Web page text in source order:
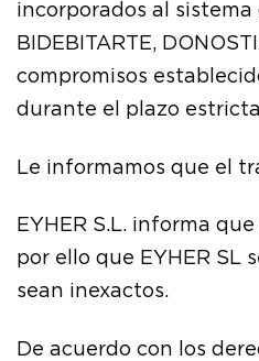
incorporados al
BIDEBITARTE,
compromisos
durante el plazo
Le informamos que el
EYHER S.L. informa
por ello que EYHER SL
sean inexactos.
De acuerdo con los